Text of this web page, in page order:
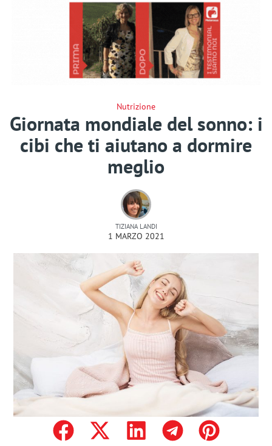
Nutrizione
Giornata mondiale del sonno: i
cibi che ti aiutano a dormire
meglio
TIZIANA LANDI
1 MARZO 2021